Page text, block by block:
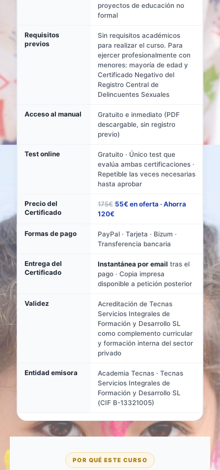
proyectos de educación no
formal
Requisitos
previos
Sin requisitos académicos
para realizar el curso. Para
ejercer profesionalmente con
menores: mayoría de edad y
Certificado Negativo del
Registro Central de
Delincuentes Sexuales
Acceso al manual
Gratuito e inmediato (PDF
descargable, sin registro
previo)
Test online
Gratuito · Único test que
evalúa ambas certificaciones ·
Repetible las veces necesarias
hasta aprobar
Precio del
Certificado
175€ 55€ en oferta · Ahorra
120€
Formas de pago
PayPal · Tarjeta · Bizum ·
Transferencia bancaria
Entrega del
Certificado
Instantánea por email tras el
pago · Copia impresa
disponible a petición posterior
Validez
Acreditación de Tecnas
Servicios Integrales de
Formación y Desarrollo SL
como complemento curricular
y formación interna del sector
privado
Entidad emisora
Academia Tecnas · Tecnas
Servicios Integrales de
Formación y Desarrollo SL
(CIF B-13321005)
POR QUÉ ESTE CURSO